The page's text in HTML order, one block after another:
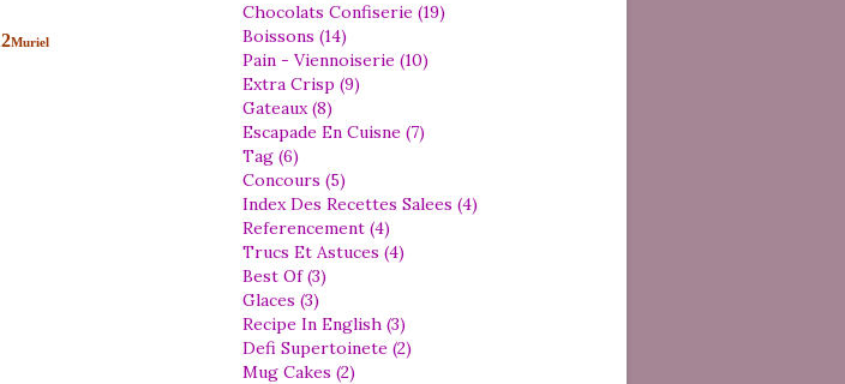
Muriel
Chocolats Confiserie (19)
Boissons (14)
Pain - Viennoiserie (10)
Extra Crisp (9)
Gateaux (8)
Escapade En Cuisne (7)
Tag (6)
Concours (5)
Index Des Recettes Salees (4)
Referencement (4)
Trucs Et Astuces (4)
Best Of (3)
Glaces (3)
Recipe In English (3)
Defi Supertoinete (2)
Mug Cakes (2)